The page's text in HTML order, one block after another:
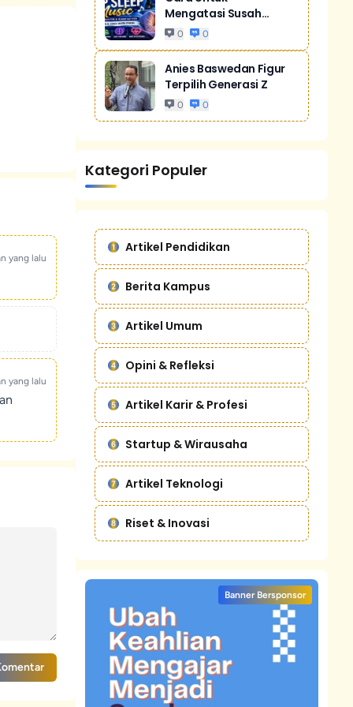
yang lalu
yang lalu
Mengatasi Susah
Tidur Akibat Stres
0 0
Anies Baswedan Figur
Terpilih Generasi Z
0 0
Kategori Populer
Artikel Pendidikan
Berita Kampus
Artikel Umum
Opini & Refleksi
Artikel Karir & Profesi
Startup & Wirausaha
Artikel Teknologi
Riset & Inovasi
Banner Bersponsor